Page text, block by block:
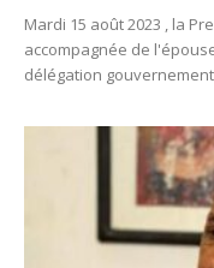
Mardi 15 août 2023 , la
accompagnée de
délégation